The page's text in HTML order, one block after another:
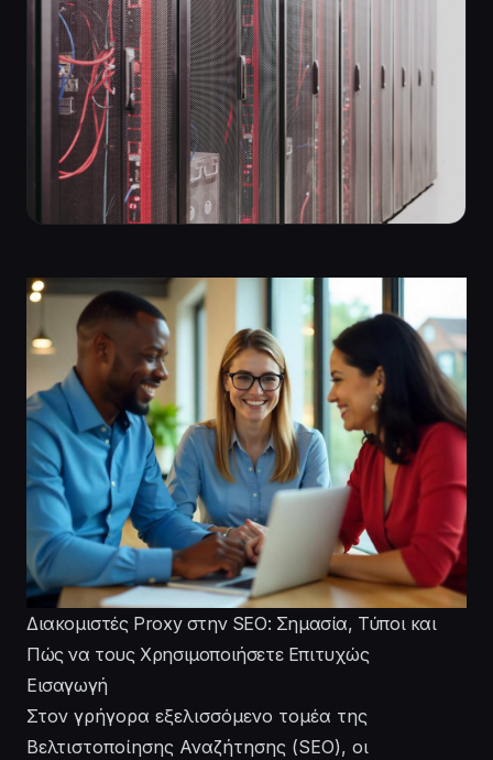
Διακομιστές Proxy στην SEO: Σημασία, Τύποι και
Πώς να τους Χρησιμοποιήσετε Επιτυχώς
Εισαγωγή
Στον γρήγορα εξελισσόμενο τομέα της
Βελτιστοποίησης Αναζήτησης (SEO), οι